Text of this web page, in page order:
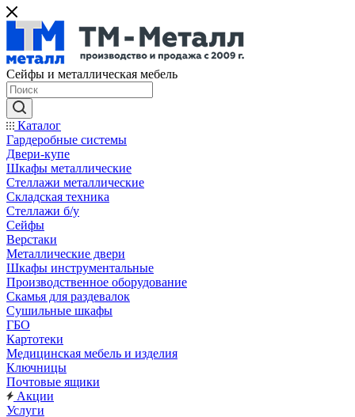
Сейфы и металлическая мебель
Каталог
Гардеробные системы
Двери-купе
Шкафы металлические
Стеллажи металлические
Складская техника
Стеллажи б/у
Сейфы
Верстаки
Металлические двери
Шкафы инструментальные
Производственное оборудование
Скамья для раздевалок
Сушильные шкафы
ГБО
Картотеки
Медицинская мебель и изделия
Ключницы
Почтовые ящики
Акции
Услуги